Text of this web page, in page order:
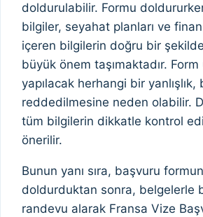
doldurulabilir. Formu
bilgiler, seyahat planları ve
içeren bilgilerin doğru bir
büyük önem taşımaktadır.
yapılacak herhangi bir yanlışlık,
reddedilmesine neden olabilir.
tüm bilgilerin dikkatle kontrol
önerilir.
Bunun yanı sıra, başvuru
doldurduktan sonra, belgelerle
randevu alarak Fransa Vize